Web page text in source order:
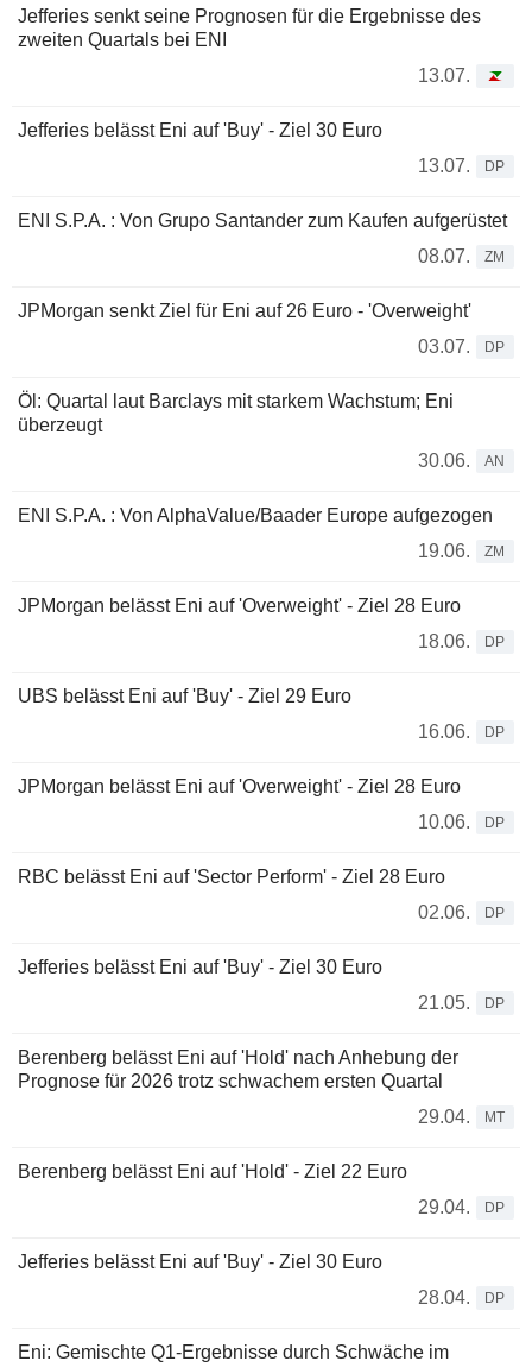
Jefferies senkt seine Prognosen für die Ergebnisse des
zweiten Quartals bei ENI
13.07.
Jefferies belässt Eni auf 'Buy' - Ziel 30 Euro
13.07.
DP
ENI S.P.A. : Von Grupo Santander zum Kaufen aufgerüstet
08.07.
ZM
JPMorgan senkt Ziel für Eni auf 26 Euro - 'Overweight'
03.07.
DP
Öl: Quartal laut Barclays mit starkem Wachstum; Eni
überzeugt
30.06.
AN
ENI S.P.A. : Von AlphaValue/Baader Europe aufgezogen
19.06.
ZM
JPMorgan belässt Eni auf 'Overweight' - Ziel 28 Euro
18.06.
DP
UBS belässt Eni auf 'Buy' - Ziel 29 Euro
16.06.
DP
JPMorgan belässt Eni auf 'Overweight' - Ziel 28 Euro
10.06.
DP
RBC belässt Eni auf 'Sector Perform' - Ziel 28 Euro
02.06.
DP
Jefferies belässt Eni auf 'Buy' - Ziel 30 Euro
21.05.
DP
Berenberg belässt Eni auf 'Hold' nach Anhebung der
Prognose für 2026 trotz schwachem ersten Quartal
29.04.
MT
Berenberg belässt Eni auf 'Hold' - Ziel 22 Euro
29.04.
DP
Jefferies belässt Eni auf 'Buy' - Ziel 30 Euro
28.04.
DP
Eni: Gemischte Q1-Ergebnisse durch Schwäche im